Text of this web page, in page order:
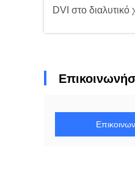
DVI στο